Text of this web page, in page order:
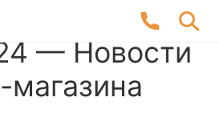
— Новости
магазина